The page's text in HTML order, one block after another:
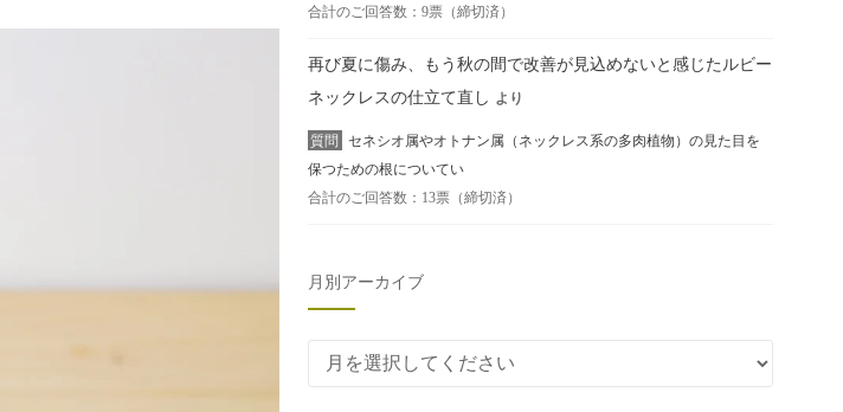
合計のご回答数：9票（締切済）
再び夏に傷み、もう秋の間で改善が見込めないと感じたルビー
ネックレスの仕立て直し より
質問
セネシオ属やオトナン属（ネックレス系の多肉植物）の見た目を
保つための根についてい
合計のご回答数：13票（締切済）
月別アーカイブ
月別アーカイブ